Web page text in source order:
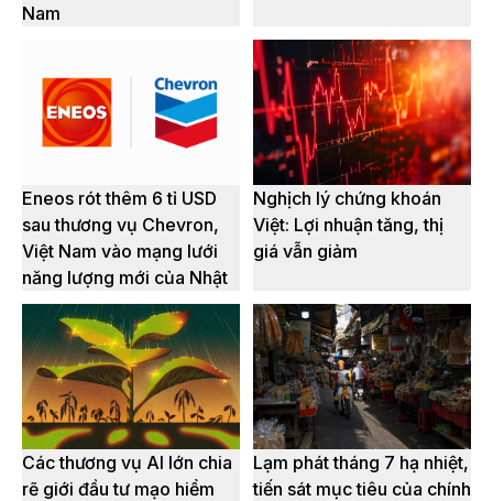
Nam
Eneos rót thêm 6 tỉ USD
sau thương vụ Chevron,
Việt Nam vào mạng lưới
năng lượng mới của Nhật
Nghịch lý chứng khoán
Việt: Lợi nhuận tăng, thị
giá vẫn giảm
Các thương vụ AI lớn chia
rẽ giới đầu tư mạo hiểm
Lạm phát tháng 7 hạ nhiệt,
tiến sát mục tiêu của chính